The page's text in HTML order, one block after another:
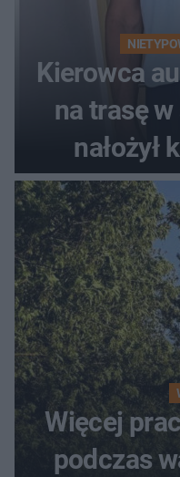
Kierowca
na trasę
nałożył
Więcej
podczas